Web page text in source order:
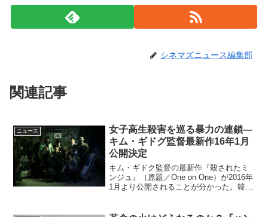
シネマズニュース編集部
関連記事
ニュース
女子高生殺害を巡る暴力の連鎖―
キム・ギドグ監督最新作16年1月
公開決定
キム・ギドク監督の最新作『殺されたミ
ンジュ』（原題／One on One）が2016年
1月より公開されることが分かった。韓国